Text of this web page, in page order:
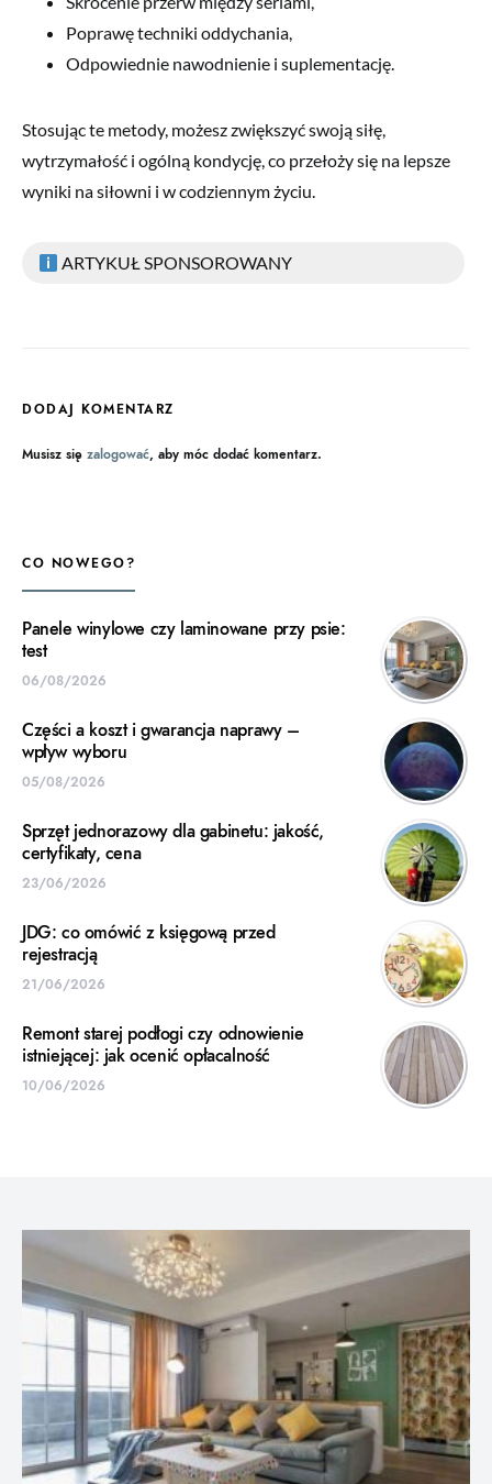
Poprawę techniki oddychania,
Odpowiednie nawodnienie i suplementację.
Stosując te metody, możesz zwiększyć swoją siłę,
wytrzymałość i ogólną kondycję, co przełoży się na lepsze
wyniki na siłowni i w codziennym życiu.
ARTYKUŁ SPONSOROWANY
DODAJ KOMENTARZ
Musisz się zalogować, aby móc dodać komentarz.
CO NOWEGO?
Panele winylowe czy laminowane przy psie:
test
06/08/2026
Części a koszt i gwarancja naprawy –
wpływ wyboru
05/08/2026
Sprzęt jednorazowy dla gabinetu: jakość,
certyfikaty, cena
23/06/2026
JDG: co omówić z księgową przed
rejestracją
21/06/2026
Remont starej podłogi czy odnowienie
istniejącej: jak ocenić opłacalność
10/06/2026